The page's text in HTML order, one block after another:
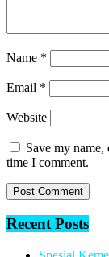
Name *
Email *
Website
Save my
time I comment.
Recent Posts